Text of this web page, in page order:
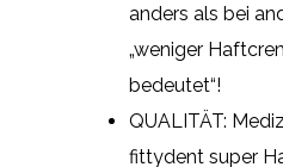
anders als bei
„weniger
bedeutet“!
QUALITÄT:
fittydent super